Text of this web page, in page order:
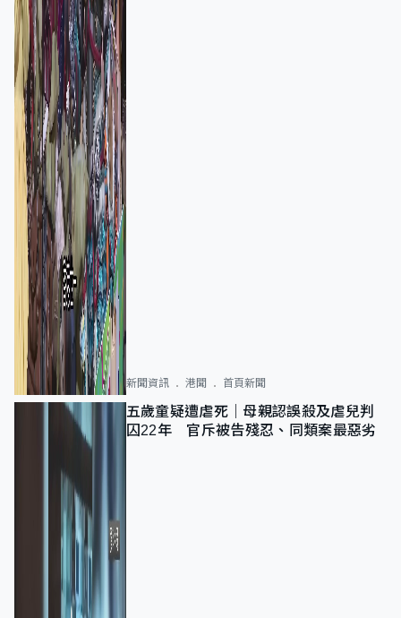
新聞資訊 港聞 首頁新聞
五歲童疑遭虐死｜母親認誤殺及虐兒判
囚22年 官斥被告殘忍、同類案最惡劣